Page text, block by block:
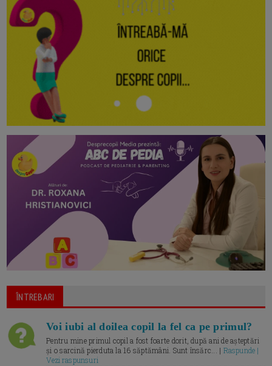
ÎNTREBARI
Voi iubi al doilea copil la fel ca pe primul?
Pentru mine primul copil a fost foarte dorit, după ani de așteptări
și o sarcină pierduta la 16 săptămâni. Sunt însărc... | Raspunde |
Vezi raspunsuri